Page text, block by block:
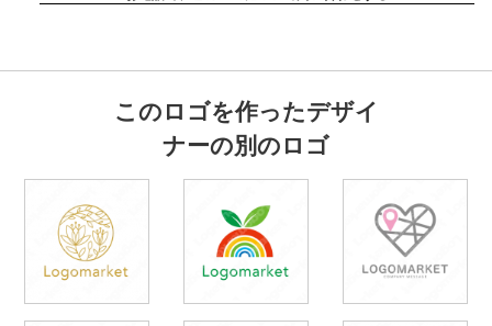
このロゴを作ったデザイ
ナーの別のロゴ